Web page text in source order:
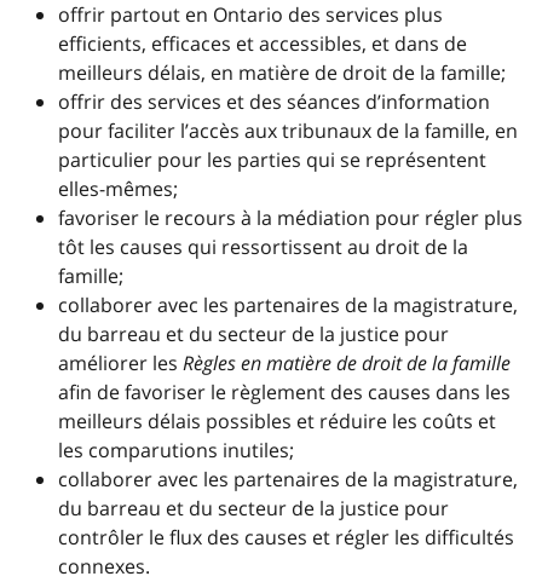
offrir partout en Ontario des services plus
efficients, efficaces et accessibles, et dans de
meilleurs délais, en matière de droit de la famille;
offrir des services et des séances d’information
pour faciliter l’accès aux tribunaux de la famille, en
particulier pour les parties qui se représentent
elles-mêmes;
favoriser le recours à la médiation pour régler plus
tôt les causes qui ressortissent au droit de la
famille;
collaborer avec les partenaires de la magistrature,
du barreau et du secteur de la justice pour
améliorer les Règles en matière de droit de la famille
afin de favoriser le règlement des causes dans les
meilleurs délais possibles et réduire les coûts et
les comparutions inutiles;
collaborer avec les partenaires de la magistrature,
du barreau et du secteur de la justice pour
contrôler le flux des causes et régler les difficultés
connexes.